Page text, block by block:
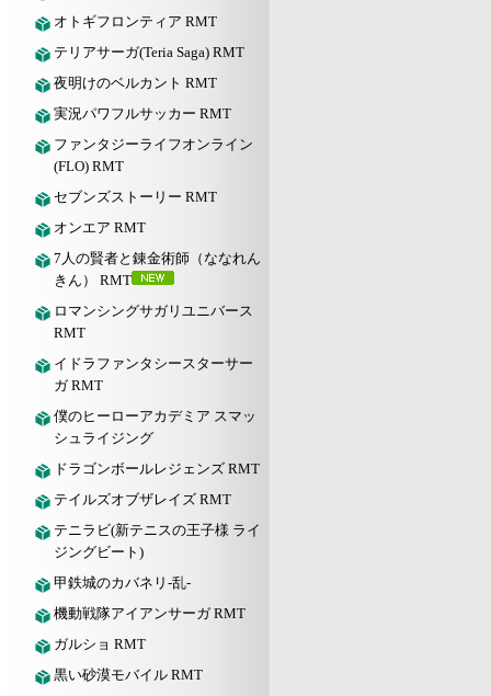
オトギフロンティア RMT
テリアサーガ(Teria Saga) RMT
夜明けのベルカント RMT
実況パワフルサッカー RMT
ファンタジーライフオンライン
(FLO) RMT
セブンズストーリー RMT
オンエア RMT
7人の賢者と錬金術師（ななれん
きん） RMT
ロマンシングサガリユニバース
RMT
イドラファンタシースターサー
ガ RMT
僕のヒーローアカデミア スマッ
シュライジング
ドラゴンボールレジェンズ RMT
テイルズオブザレイズ RMT
テニラビ(新テニスの王子様 ライ
ジングビート)
甲鉄城のカバネリ-乱-
機動戦隊アイアンサーガ RMT
ガルショ RMT
黒い砂漠モバイル RMT